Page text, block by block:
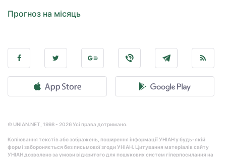
Прогноз на місяць
© UNIAN.NET, 1998 - 2026 Усі права дотримано.
Копіювання текстів або зображень, поширення інформації УНІАН у будь-якій
формі забороняється без письмової згоди УНІАН. Цитування матеріалів сайту
УНІАН дозволено за умови відкритого для пошукових систем гіперпосилання на